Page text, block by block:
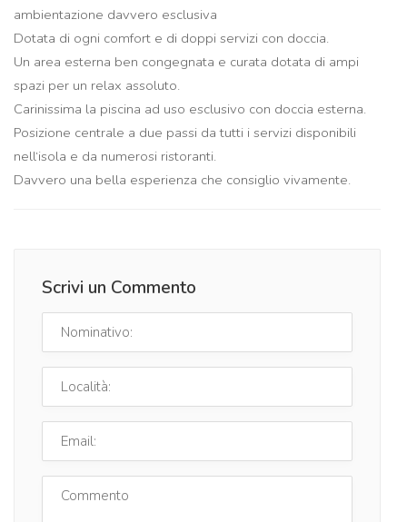
ambientazione davvero esclusiva
Dotata di ogni comfort e di doppi servizi con doccia.
Un area esterna ben congegnata e curata dotata di ampi
spazi per un relax assoluto.
Carinissima la piscina ad uso esclusivo con doccia esterna.
Posizione centrale a due passi da tutti i servizi disponibili
nell‘isola e da numerosi ristoranti.
Davvero una bella esperienza che consiglio vivamente.
Scrivi un Commento